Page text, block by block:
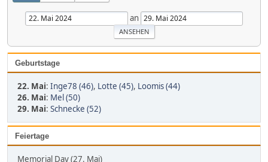
an
Geburtstage
22. Mai: Inge78 (46), Lotte (45), Loomis (44)
26. Mai: Mel (50)
29. Mai: Schnecke (52)
Feiertage
Memorial Day (27. Mai)